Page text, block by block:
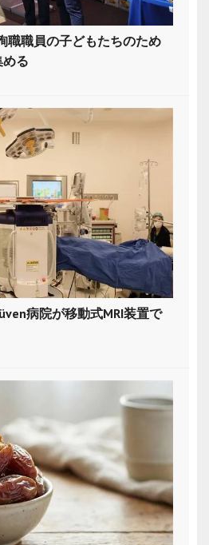
職職員の子どもたちのため
る
病院が移動式MRI装置で